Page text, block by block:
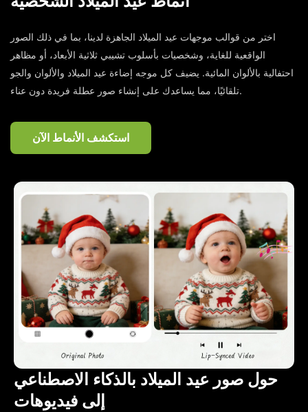
اختر من قوالب موجهات عيد الميلاد الجاهزة لدينا، بما في ذلك الصور
الواقعية للغاية، وشخصيات بأسلوب تشيبي ثلاثية الأبعاد، أو مظاهر
احتفالية بالألوان المائية. يضيف كل موجه إضاءة عيد الميلاد والألوان والجو
تلقائيًا، مما يساعدك على إنشاء صور عطلة فريدة دون عناء.
استكشف الأنماط الآن
حول صور عيد الميلاد بالذكاء الاصطناعي
إلى فيديوهات